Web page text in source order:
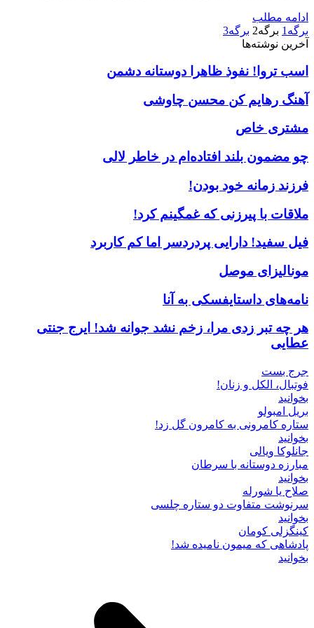
ادامه مطلب
برگه 1 برگه2 برگه3
آخرین نوشته‌ها
اسب تروا! نفوذ ظاهرا دوستانه دشمن
آهنگ رهایم کن محسن چاوشی
مشتری خاص
چو مضمون بلند افتاده‌ام در خاطر لالی
فرزند زمانه خود بودن!
ملاقات با پیرزنی که غمگینم کرد!
فیل سفید! دارایی پردردسر اما کم کاربرد
مونالیزای موصل
نامه‌های داستایفسکی به آنا
هر چه تبر زدی مرا، زخم نشد جوانه شد! ایرج جنتی
عطایی
جرج بست
فوتبال، الکل و زنان!
بخوانید
بریل امبولو
ستاره کامرونی به کامرون گل زد!
بخوانید
جانلوکا ویالی
مبارزه دوستانه با سرطان
بخوانید
صلاح یا شورله
سرنوشت متفاوت دو ستاره چلسی
بخوانید
کینگزلی کومان
پادشاهی که میمون نامیده شد!
بخوانید